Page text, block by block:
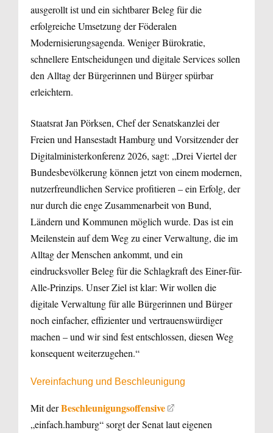
ausgerollt ist und ein sichtbarer Beleg für die
erfolgreiche Umsetzung der Föderalen
Modernisierungsagenda. Weniger Bürokratie,
schnellere Entscheidungen und digitale Services sollen
den Alltag der Bürgerinnen und Bürger spürbar
erleichtern.
Staatsrat Jan Pörksen, Chef der Senatskanzlei der
Freien und Hansestadt Hamburg und Vorsitzender der
Digitalministerkonferenz 2026, sagt: „Drei Viertel der
Bundesbevölkerung können jetzt von einem modernen,
nutzerfreundlichen Service profitieren – ein Erfolg, der
nur durch die enge Zusammenarbeit von Bund,
Ländern und Kommunen möglich wurde. Das ist ein
Meilenstein auf dem Weg zu einer Verwaltung, die im
Alltag der Menschen ankommt, und ein
eindrucksvoller Beleg für die Schlagkraft des Einer-für-
Alle-Prinzips. Unser Ziel ist klar: Wir wollen die
digitale Verwaltung für alle Bürgerinnen und Bürger
noch einfacher, effizienter und vertrauenswürdiger
machen – und wir sind fest entschlossen, diesen Weg
konsequent weiterzugehen.“
Vereinfachung und Beschleunigung
Mit derBeschleunigungsoffensive
„einfach.hamburg“ sorgt der Senat laut eigenen